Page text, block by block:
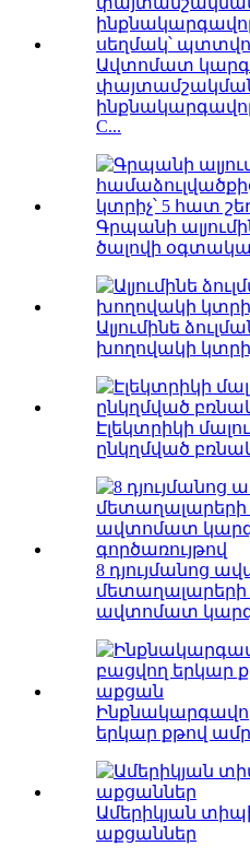
Ավտոմատ
C...
Գրպանի
ծալովի
Ալյումինե
խողովակի
Էլեկտրիկի
ընկղմված
8 դյույմանոց
մետաղալարերի
ավտոմատ
երկար քթով
Ամերիկյան
աքցաններ